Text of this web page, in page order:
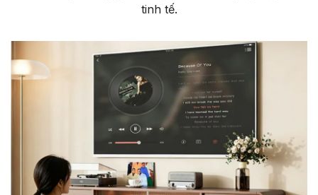
tinh tế.